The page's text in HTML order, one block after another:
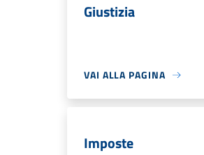
Giustizia
VAI ALLA PAGINA
Imposte